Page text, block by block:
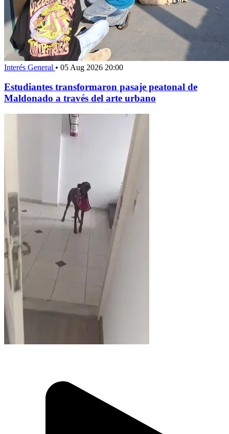
Interés General • 05 Aug 2026 20:00
Estudiantes transformaron pasaje peatonal de
Maldonado a través del arte urbano